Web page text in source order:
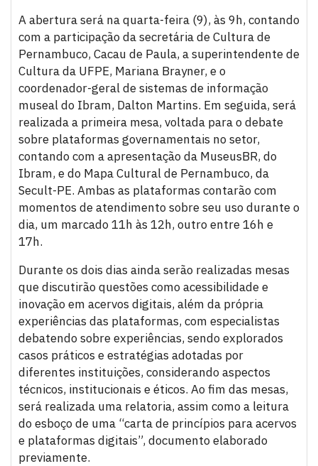
A abertura será na quarta-feira (9), às 9h, contando
com a participação da secretária de Cultura de
Pernambuco, Cacau de Paula, a superintendente de
Cultura da UFPE, Mariana Brayner, e o
coordenador-geral de sistemas de informação
museal do Ibram, Dalton Martins. Em seguida, será
realizada a primeira mesa, voltada para o debate
sobre plataformas governamentais no setor,
contando com a apresentação da MuseusBR, do
Ibram, e do Mapa Cultural de Pernambuco, da
Secult-PE. Ambas as plataformas contarão com
momentos de atendimento sobre seu uso durante o
dia, um marcado 11h às 12h, outro entre 16h e
17h.
Durante os dois dias ainda serão realizadas mesas
que discutirão questões como acessibilidade e
inovação em acervos digitais, além da própria
experiências das plataformas, com especialistas
debatendo sobre experiências, sendo explorados
casos práticos e estratégias adotadas por
diferentes instituições, considerando aspectos
técnicos, institucionais e éticos. Ao fim das mesas,
será realizada uma relatoria, assim como a leitura
do esboço de uma “carta de princípios para acervos
e plataformas digitais”, documento elaborado
previamente.